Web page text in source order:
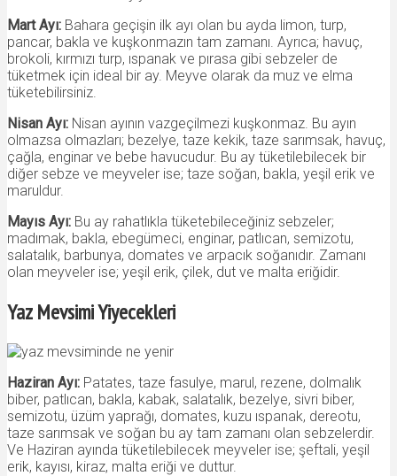
Mart Ayı: Bahara geçişin ilk ayı olan bu ayda limon, turp,
pancar, bakla ve kuşkonmazın tam zamanı. Ayrıca; havuç,
brokoli, kırmızı turp, ıspanak ve pırasa gibi sebzeler de
tüketmek için ideal bir ay. Meyve olarak da muz ve elma
tüketebilirsiniz.
Nisan Ayı: Nisan ayının vazgeçilmezi kuşkonmaz. Bu ayın
olmazsa olmazları; bezelye, taze kekik, taze sarımsak, havuç,
çağla, enginar ve bebe havucudur. Bu ay tüketilebilecek bir
diğer sebze ve meyveler ise; taze soğan, bakla, yeşil erik ve
maruldur.
Mayıs Ayı: Bu ay rahatlıkla tüketebileceğiniz sebzeler;
madımak, bakla, ebegümeci, enginar, patlıcan, semizotu,
salatalık, barbunya, domates ve arpacık soğanıdır. Zamanı
olan meyveler ise; yeşil erik, çilek, dut ve malta eriğidir.
Yaz Mevsimi Yiyecekleri
Haziran Ayı: Patates, taze fasulye, marul, rezene, dolmalık
biber, patlıcan, bakla, kabak, salatalık, bezelye, sivri biber,
semizotu, üzüm yaprağı, domates, kuzu ıspanak, dereotu,
taze sarımsak ve soğan bu ay tam zamanı olan sebzelerdir.
Ve Haziran ayında tüketilebilecek meyveler ise; şeftali, yeşil
erik, kayısı, kiraz, malta eriği ve duttur.